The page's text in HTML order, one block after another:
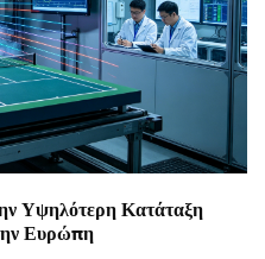
Υψηλότερη Κατάταξη
Ευρώπη